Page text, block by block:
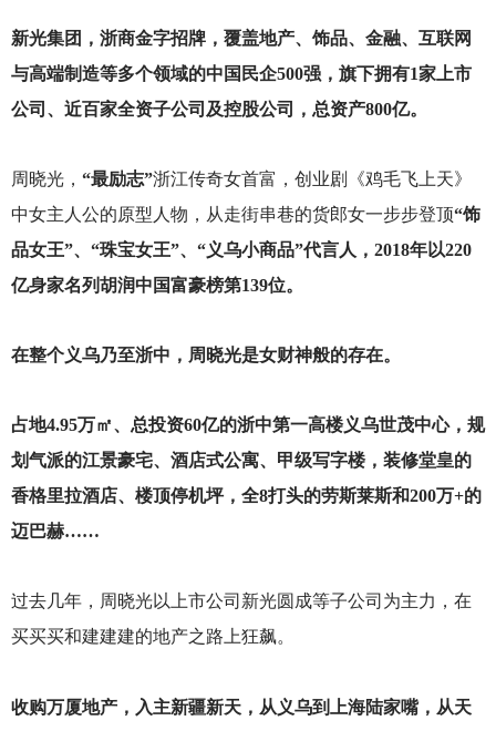
新光集团，浙商金字招牌，覆盖地产、饰品、金融、互联网
与高端制造等多个领域的中国民企500强，旗下拥有1家上市
公司、近百家全资子公司及控股公司，总资产800亿。
周晓光， “最励志”浙江传奇女首富，创业剧《鸡毛飞上天》
中女主人公的原型人物，从走街串巷的货郎女一步步登顶“饰
品女王”、“珠宝女王”、“义乌小商品”代言人，2018年以220
亿身家名列胡润中国富豪榜第139位。
在整个义乌乃至浙中，周晓光是女财神般的存在。
占地4.95万㎡、总投资60亿的浙中第一高楼义乌世茂中心，规
划气派的江景豪宅、酒店式公寓、甲级写字楼，装修堂皇的
香格里拉酒店、楼顶停机坪，全8打头的劳斯莱斯和200万+的
迈巴赫……
过去几年，周晓光以上市公司新光圆成等子公司为主力，在
买买买和建建建的地产之路上狂飙。
收购万厦地产，入主新疆新天，从义乌到上海陆家嘴，从天